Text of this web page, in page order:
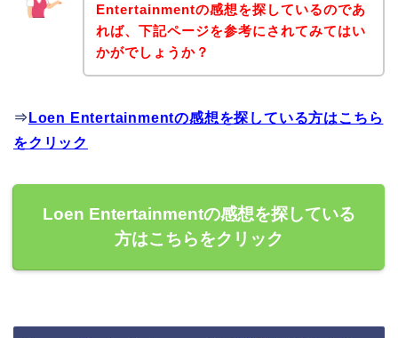
Entertainmentの感想を探しているのであ
れば、下記ページを参考にされてみてはい
かがでしょうか？
⇒ Loen Entertainmentの感想を探している方はこちら
をクリック
Loen Entertainmentの感想を探している
方はこちらをクリック